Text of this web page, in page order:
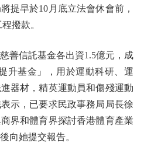
提早於10月底立法會休會前，
撥款。
信託基金各出資1.5億元，成
升基金」，用於運動科研、運
器材，精英運動員和傷殘運動
示，已要求民政事務局局長徐
界和體育界探討香港體育產業
向她提交報告。